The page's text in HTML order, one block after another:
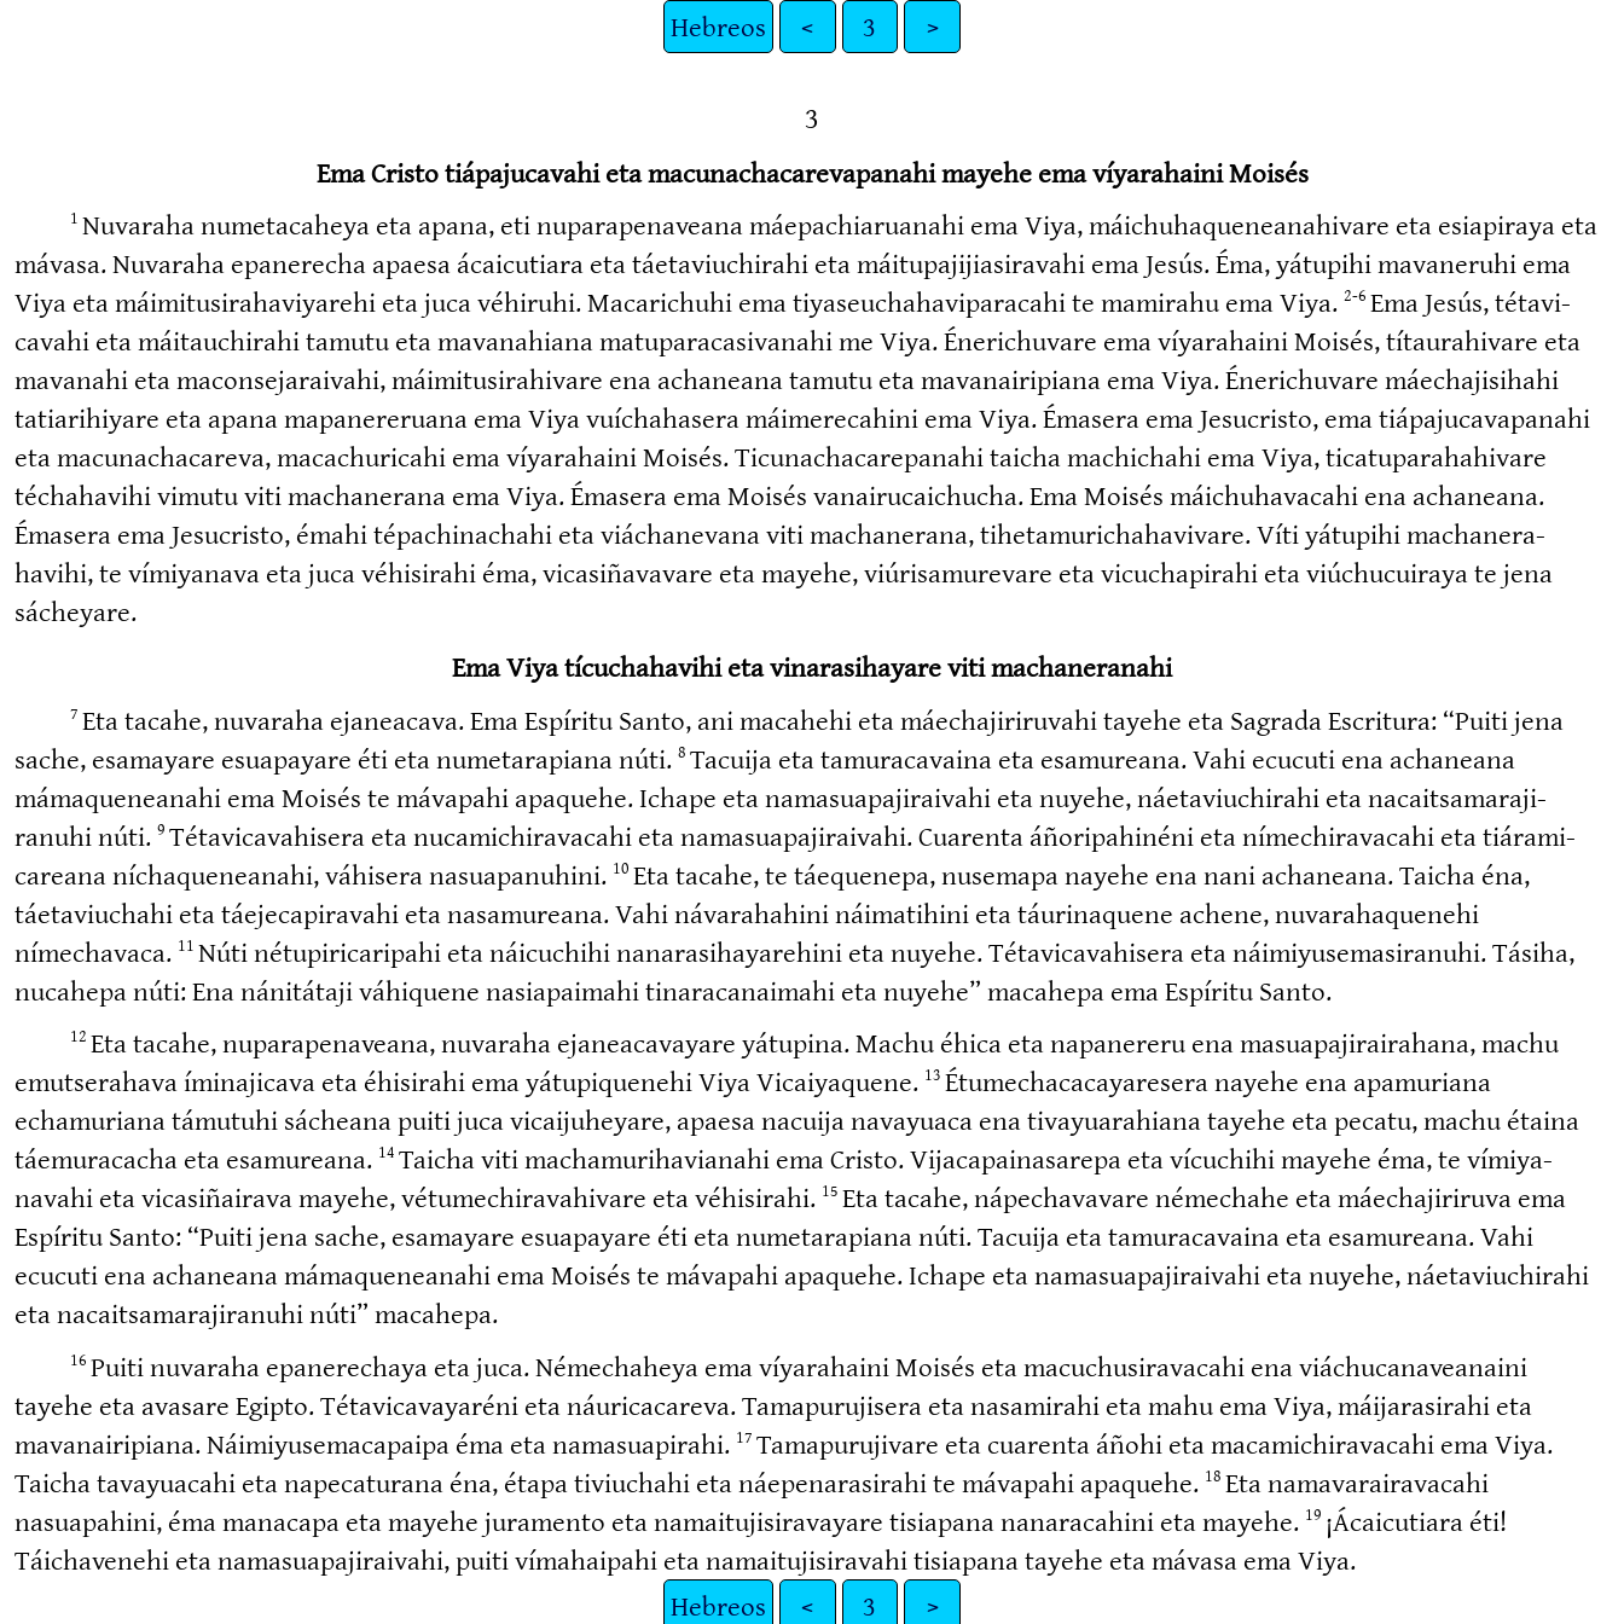
Hebreos < 3 >
3
Ema Cristo tiápajucavahi eta macunachacarevapanahi mayehe ema víyarahaini Moisés
1 Nuvaraha numeta­caheya eta apana, eti nupara­pe­naveana máepachia­ruanahi ema Viya, máichuha­que­nea­na­hivare eta esiapiraya eta
mávasa. Nuvaraha epanerecha apaesa ácaicutiara eta táetaviu­chirahi eta máitupa­ji­jia­si­ravahi ema Jesús. Éma, yátupihi mavaneruhi ema
Viya eta máimitu­si­ra­ha­vi­yarehi eta juca véhiruhi. Macarichuhi ema tiyaseu­cha­ha­vi­pa­racahi te mamirahu ema Viya. 2-6 Ema Jesús, tétavi­
cavahi eta máitauchirahi tamutu eta mavanahiana matupa­ra­ca­si­vanahi me Viya. Éneri­chuvare ema víyarahaini Moisés, títaura­hivare eta
mavanahi eta maconse­ja­raivahi, máimitu­si­ra­hivare ena achaneana tamutu eta mavanai­ripiana ema Viya. Éneri­chuvare máechaji­sihahi
tatiari­hiyare eta apana mapane­reruana ema Viya vuíchahasera máimere­cahini ema Viya. Émasera ema Jesucristo, ema tiápaju­ca­va­panahi
eta macuna­cha­careva, macachu­ricahi ema víyarahaini Moisés. Ticuna­cha­ca­re­panahi taicha machichahi ema Viya, ticatu­pa­ra­ha­hivare
téchahavihi vimutu viti machanerana ema Viya. Émasera ema Moisés vanairu­caichucha. Ema Moisés máichuha­vacahi ena achaneana.
Émasera ema Jesucristo, émahi tépachi­nachahi eta viáchanevana viti machanerana, tiheta­mu­ri­cha­ha­vivare. Víti yátupihi machane­ra­
havihi, te vímiyanava eta juca véhisirahi éma, vicasi­ña­vavare eta mayehe, viúrisa­mu­revare eta vicucha­pirahi eta viúchucuiraya te jena
sácheyare.
Ema Viya tícuchahavihi eta vinarasihayare viti machaneranahi
7 Eta tacahe, nuvaraha ejaneacava. Ema Espíritu Santo, ani macahehi eta máechaji­ri­ruvahi tayehe eta Sagrada Escritura: “Puiti jena
sache, esamayare esuapayare éti eta numeta­rapiana núti. 8 Tacuija eta tamura­cavaina eta esamureana. Vahi ecucuti ena achaneana
mámaque­neanahi ema Moisés te mávapahi apaquehe. Ichape eta namasua­pa­ji­raivahi eta nuyehe, náetaviu­chirahi eta nacaitsa­ma­ra­ji­
ranuhi núti. 9 Tétavi­ca­va­hisera eta nucami­chi­ra­vacahi eta namasua­pa­ji­raivahi. Cuarenta áñori­pa­hinéni eta nímechi­ra­vacahi eta tiárami­
careana níchaque­neanahi, váhisera nasuapa­nuhini. 10 Eta tacahe, te táequenepa, nusemapa nayehe ena nani achaneana. Taicha éna,
táetaviuchahi eta táejeca­pi­ravahi eta nasamureana. Vahi návara­hahini náimatihini eta táurinaquene achene, nuvara­ha­quenehi
nímechavaca. 11 Núti nétupi­ri­ca­ripahi eta náicuchihi nanara­si­ha­ya­rehini eta nuyehe. Tétavi­ca­va­hisera eta náimiyu­se­ma­si­ranuhi. Tásiha,
nucahepa núti: Ena nánitátaji váhiquene nasiapaimahi tinara­ca­naimahi eta nuyehe” macahepa ema Espíritu Santo.
12 Eta tacahe, nupara­pe­naveana, nuvaraha ejanea­ca­vayare yátupina. Machu éhica eta napanereru ena masuapa­ji­rai­rahana, machu
emutse­rahava ímina­jicava eta éhisirahi ema yátupi­quenehi Viya Vicaiyaquene. 13 Étume­cha­ca­ca­ya­resera nayehe ena apamuriana
echamuriana támutuhi sácheana puiti juca vicaiju­heyare, apaesa nacuija navayuaca ena tivayua­rahiana tayehe eta pecatu, machu étaina
táemuracacha eta esamureana. 14 Taicha viti machamu­ri­ha­vianahi ema Cristo. Vijaca­pai­na­sarepa eta vícuchihi mayehe éma, te vímiya­
navahi eta vicasi­ñairava mayehe, vétume­chi­ra­va­hivare eta véhisirahi. 15 Eta tacahe, nápecha­vavare némechahe eta máechaji­riruva ema
Espíritu Santo: “Puiti jena sache, esamayare esuapayare éti eta numeta­rapiana núti. Tacuija eta tamura­cavaina eta esamureana. Vahi
ecucuti ena achaneana mámaque­neanahi ema Moisés te mávapahi apaquehe. Ichape eta namasua­pa­ji­raivahi eta nuyehe, náetaviu­chirahi
eta nacaitsa­ma­ra­ji­ranuhi núti” macahepa.
16 Puiti nuvaraha epane­rechaya eta juca. Némechaheya ema víyarahaini Moisés eta macuchu­si­ra­vacahi ena viáchuca­na­veanaini
tayehe eta avasare Egipto. Tétavi­ca­va­yaréni eta náurica­careva. Tamapu­ru­jisera eta nasamirahi eta mahu ema Viya, máijara­sirahi eta
mavanai­ripiana. Náimiyu­se­ma­capaipa éma eta namasua­pirahi. 17 Tamapu­ru­jivare eta cuarenta áñohi eta macami­chi­ra­vacahi ema Viya.
Taicha tavayuacahi eta napeca­turana éna, étapa tiviuchahi eta náepena­ra­sirahi te mávapahi apaquehe. 18 Eta namava­rai­ra­vacahi
nasuapahini, éma manacapa eta mayehe juramento eta namaitu­ji­si­ra­vayare tisiapana nanara­cahini eta mayehe. 19 ¡Ácaicutiara éti!
Táichavenehi eta namasua­pa­ji­raivahi, puiti vímahaipahi eta namaitu­ji­si­ravahi tisiapana tayehe eta mávasa ema Viya.
Hebreos
< 3 >